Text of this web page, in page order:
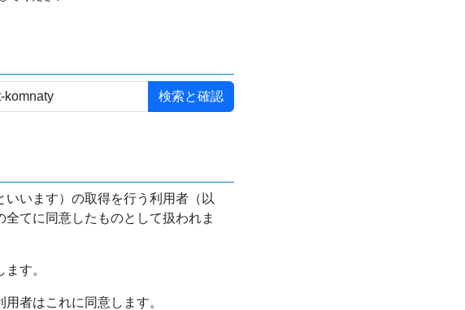
いいます）の取得を行う利用者（以
てに同意したものとして扱われま
す。
者はこれに同意します。